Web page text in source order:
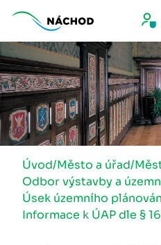
Úvod/Město a úřad/
Odbor výstavby a
Úsek územního
Informace k ÚAP dle §